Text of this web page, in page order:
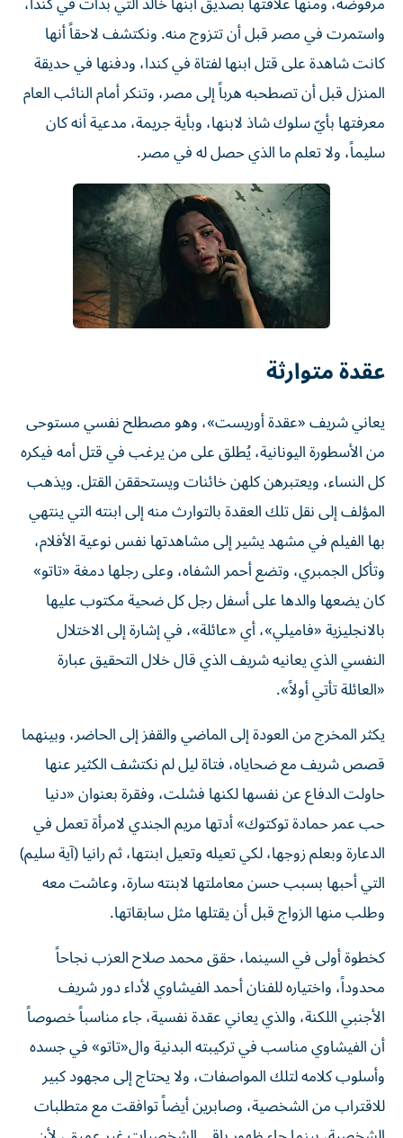
واستمرت في مصر قبل أن تتزوج منه. ونكتشف لاحقاً أنها
كانت شاهدة على قتل ابنها لفتاة في كندا، ودفنها في حديقة
المنزل قبل أن تصطحبه هرباً إلى مصر، وتنكر أمام النائب العام
معرفتها بأيّ سلوك شاذ لابنها، وبأية جريمة، مدعية أنه كان
سليماً، ولا تعلم ما الذي حصل له في مصر.
عقدة متوارثة
يعاني شريف «عقدة أوريست»، وهو مصطلح نفسي مستوحى
من الأسطورة اليونانية، يُطلق على من يرغب في قتل أمه فيكره
كل النساء، ويعتبرهن كلهن خائنات ويستحققن القتل. ويذهب
المؤلف إلى نقل تلك العقدة بالتوارث منه إلى ابنته التي ينتهي
بها الفيلم في مشهد يشير إلى مشاهدتها نفس نوعية الأفلام،
وتأكل الجمبري، وتضع أحمر الشفاه، وعلى رجلها دمغة «تاتو»
كان يضعها والدها على أسفل رجل كل ضحية مكتوب عليها
بالانجليزية «فاميلي»، أي «عائلة»، في إشارة إلى الاختلال
النفسي الذي يعانيه شريف الذي قال خلال التحقيق عبارة
«العائلة تأتي أولاً».
يكثر المخرج من العودة إلى الماضي والقفز إلى الحاضر، وبينهما
قصص شريف مع ضحاياه، فتاة ليل لم نكتشف الكثير عنها
حاولت الدفاع عن نفسها لكنها فشلت، وفقرة بعنوان «دنيا
حب عمر حمادة توكتوك» أدتها مريم الجندي لامرأة تعمل في
الدعارة وبعلم زوجها، لكي تعيله وتعيل ابنتها، ثم رانيا (آية سليم)
التي أحبها بسبب حسن معاملتها لابنته سارة، وعاشت معه
وطلب منها الزواج قبل أن يقتلها مثل سابقاتها.
كخطوة أولى في السينما، حقق محمد صلاح العزب نجاحاً
محدوداً، واختياره للفنان أحمد الفيشاوي لأداء دور شريف
الأجنبي اللكنة، والذي يعاني عقدة نفسية، جاء مناسباً خصوصاً
أن الفيشاوي مناسب في تركيبته البدنية وال«تاتو» في جسده
وأسلوب كلامه لتلك المواصفات، ولا يحتاج إلى مجهود كبير
للاقتراب من الشخصية، وصابرين أيضاً توافقت مع متطلبات